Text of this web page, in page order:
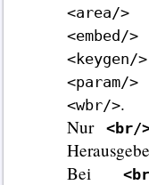
<area/
<wbr/>.
Nur
<br/
Bei